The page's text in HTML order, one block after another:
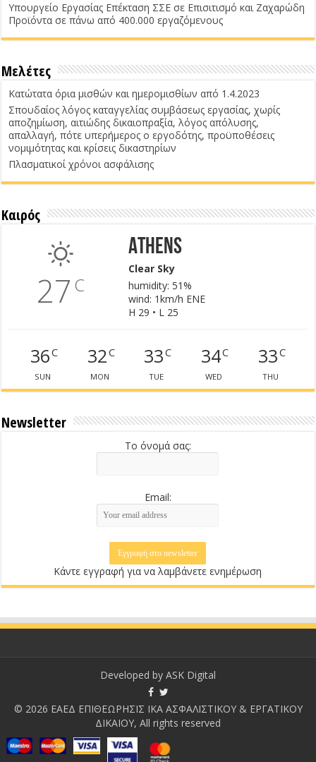
Υπουργείο Εργασίας Επέκταση ΣΣΕ σε Επισιτισμό και Ζαχαρώδη
Προϊόντα σε πάνω από 400.000 εργαζόμενους
Μελέτες
Κατώτατα όρια μισθών και ημερομισθίων από 1.4.2023
Σπουδαίος λόγος καταγγελίας συμβάσεως εργασίας, χωρίς
αποζημίωση, αιτιώδης δικαιοπραξία, λόγος απόλυσης,
απαλλαγή, πότε υπερήμερος ο εργοδότης, προϋποθέσεις
νομιμότητας και κρίσεις δικαστηρίων
Πλασματικοί χρόνοι ασφάλισης
Καιρός
27 C
Athens
Clear Sky
humidity: 51%
wind: 1km/h ENE
H 29 • L 25
36C
SUN
32C
MON
33C
TUE
34C
WED
33C
THU
Newsletter
Το όνομά σας:
Email:
Κάντε εγγραφή για να λαμβάνετε ενημέρωση
Developed by ASK Digital
© 2026 ΕΑΕΔ ΕΠΙΘΕΩΡΗΣΙΣ ΙΚΑ ΑΣΦΑΛΙΣΤΙΚΟΥ & ΕΡΓΑΤΙΚΟΥ
ΔΙΚΑΙΟΥ, All rights reserved